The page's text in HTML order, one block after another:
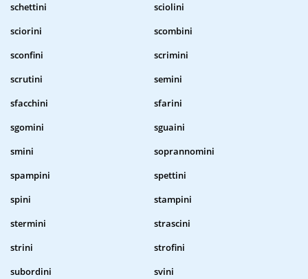
schettini
sciolini
sciorini
scombini
sconfini
scrimini
scrutini
semini
sfacchini
sfarini
sgomini
sguaini
smini
soprannomini
spampini
spettini
spini
stampini
stermini
strascini
strini
strofini
subordini
svini